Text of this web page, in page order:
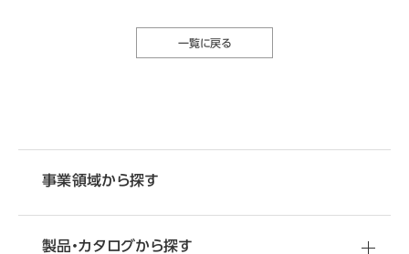
一覧に戻る
事業領域から探す
製品・カタログから探す